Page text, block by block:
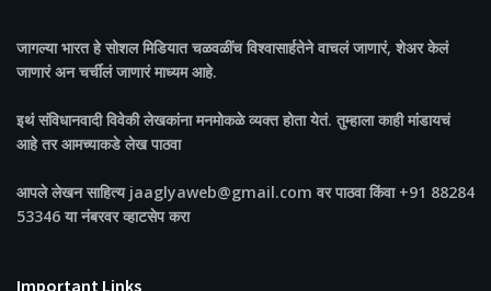
जागल्या भारतहे सोशल मिडियात चळवळींच विश्वासार्हतेने वाचलं जाणारं, शेअर केलं
जाणारं अन चर्चीलं जाणारं माध्यम आहे.
इथं संविधानवादी विवेकी लेखकांना मनमोकळे व्यक्त होता येतं. तुम्हाला काही मांडायचं
आहे तर आमच्याकडे लेख पाठवा
आपले लेखन साहित्य jaaglyaweb@gmail.com वर पाठवा किंवा +91 88284
53346 या नंबरवर व्हाटसेप करा
Important Links